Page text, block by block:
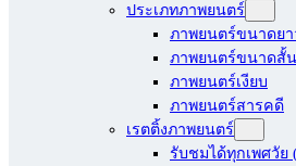
ประเภทภาพยนตร์
ภาพยนตร์ขนาดยา
ภาพยนตร์ขนาดสั้น
ภาพยนตร์เงียบ
ภาพยนตร์สารคดี
เรตติ้งภาพยนตร์
รับชมได้ทุกเพศวัย